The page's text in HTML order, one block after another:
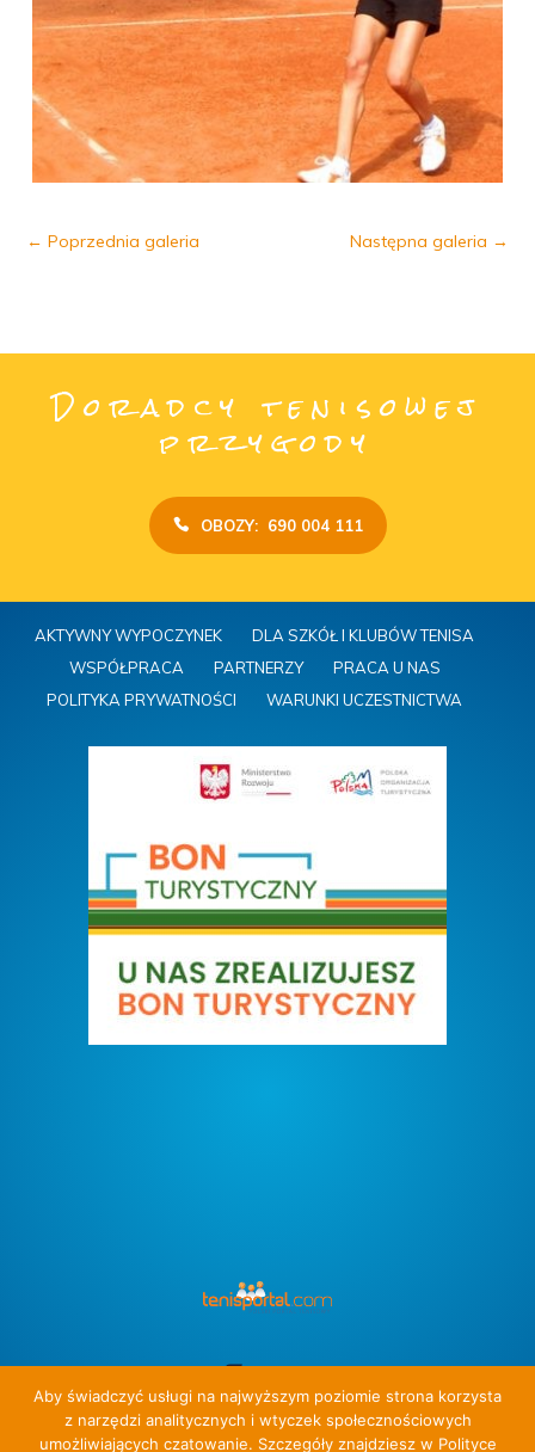
←Poprzednia galeria Następna galeria →
Doradcy tenisowej
przygody
OBOZY: 690 004 111
AKTYWNY WYPOCZYNEK
DLA SZKÓŁ I KLUBÓW TENISA
WSPÓŁPRACA
PARTNERZY
PRACA U NAS
POLITYKA PRYWATNOŚCI
WARUNKI UCZESTNICTWA
Aby świadczyć usługi na najwyższym poziomie strona korzysta
z narzędzi analitycznych i wtyczek społecznościowych
umożliwiających czatowanie. Szczegóły znajdziesz w Polityce